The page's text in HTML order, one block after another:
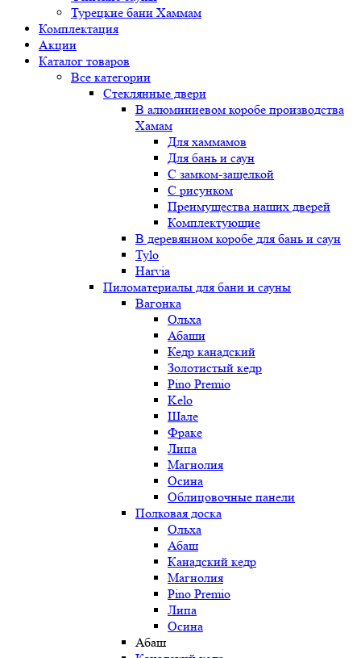
Турецкие бани Хаммам
Комплектация
Акции
Каталог товаров
Все категории
Стеклянные двери
В алюминиевом коробе производства
Хамам
Для хаммамов
Для бань и саун
С замком-защелкой
С рисунком
Преимущества наших дверей
Комплектующие
В деревянном коробе для бань и саун
Tylo
Harvia
Пиломатериалы для бани и сауны
Вагонка
Ольха
Абаши
Кедр канадский
Золотистый кедр
Pino Premio
Kelo
Шале
Фраке
Липа
Магнолия
Осина
Облицовочные панели
Полковая доска
Ольха
Абаш
Канадский кедр
Магнолия
Pino Premio
Липа
Осина
Абаш